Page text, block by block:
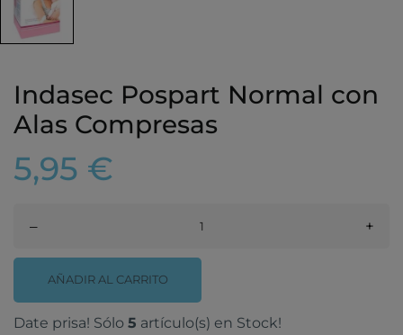
Indasec Pospart Normal con
Alas Compresas
5,95 €
– +
AÑADIR AL CARRITO
Date prisa! Sólo 5 artículo(s) en Stock!